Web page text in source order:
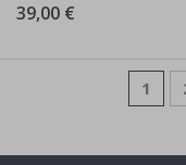
39,00 €
Seite
Sie
1